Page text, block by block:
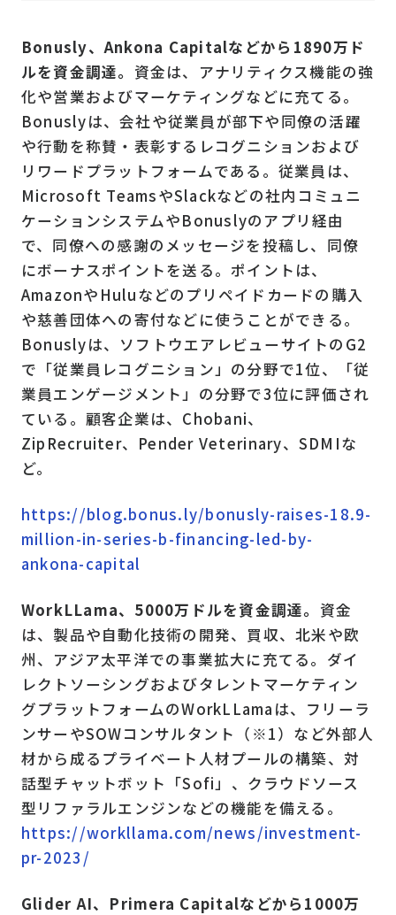
Bonusly、Ankona Capitalなどから1890万ド
ルを資金調達。 資金は、アナリティクス機能の強
化や営業およびマーケティングなどに充てる。
Bonuslyは、会社や従業員が部下や同僚の活躍
や行動を称賛・表彰するレコグニションおよび
リワードプラットフォームである。従業員は、
Microsoft TeamsやSlackなどの社内コミュニ
ケーションシステムやBonuslyのアプリ経由
で、同僚への感謝のメッセージを投稿し、同僚
にボーナスポイントを送る。ポイントは、
AmazonやHuluなどのプリペイドカードの購入
や慈善団体への寄付などに使うことができる。
Bonuslyは、ソフトウエアレビューサイトのG2
で「従業員レコグニション」の分野で1位、「従
業員エンゲージメント」の分野で3位に評価され
ている。顧客企業は、Chobani、
ZipRecruiter、Pender Veterinary、SDMIな
ど。
https://blog.bonus.ly/bonusly-raises-18.9-
million-in-series-b-financing-led-by-
ankona-capital
WorkLLama、5000万ドルを資金調達。 資金
は、製品や自動化技術の開発、買収、北米や欧
州、アジア太平洋での事業拡大に充てる。ダイ
レクトソーシングおよびタレントマーケティン
グプラットフォームのWorkLLamaは、フリーラ
ンサーやSOWコンサルタント（※1）など外部人
材から成るプライベート人材プールの構築、対
話型チャットボット「Sofi」、クラウドソース
型リファラルエンジンなどの機能を備える。
https://workllama.com/news/investment-
pr-2023/
Glider AI、Primera Capitalなどから1000万